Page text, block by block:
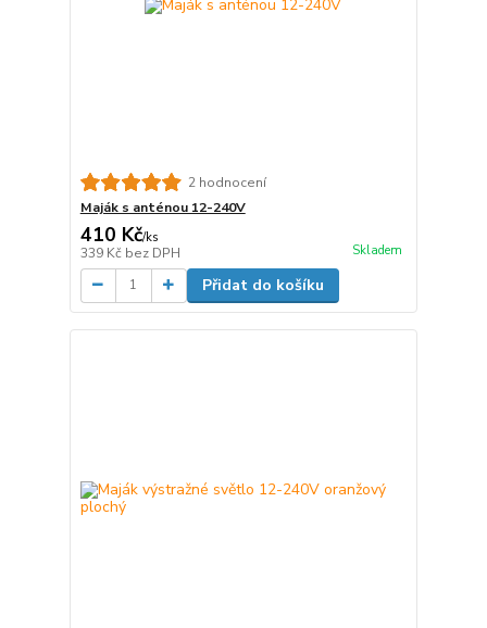
2 hodnocení
Maják s anténou 12-240V
410 Kč/ks
339 Kč bez DPH Skladem
Přidat do košíku